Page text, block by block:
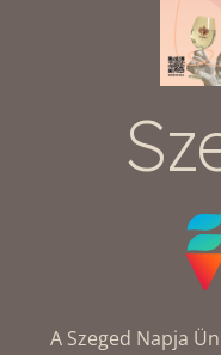
A Szeged Napja